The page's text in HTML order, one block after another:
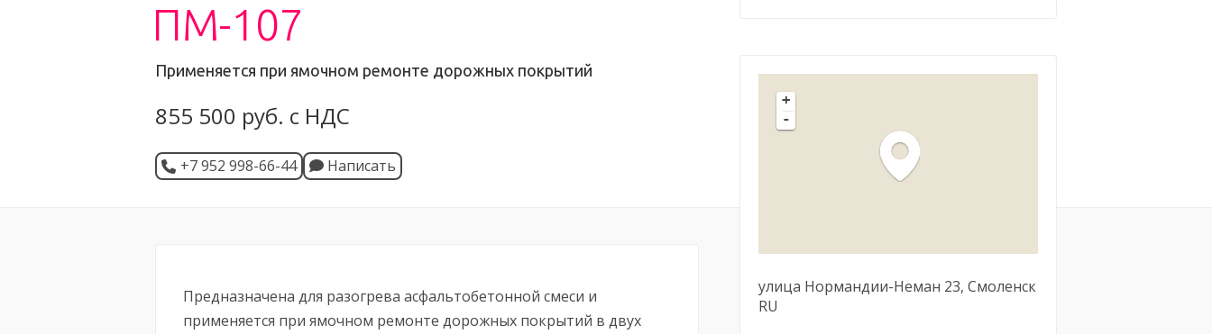
ПМ-107
Применяется при ямочном ремонте дорожных покрытий
855 500 руб. с НДС
+7 952 998-66-44 Написать
Предназначена для разогрева асфальтобетонной смеси и
применяется при ямочном ремонте дорожных покрытий в двух
+
-
улица Нормандии-Неман 23 Смоленск
RU